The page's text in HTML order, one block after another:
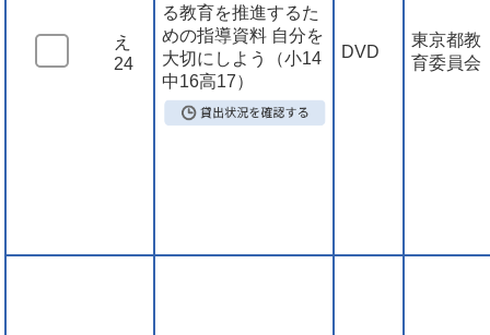
え
24
る教育を推進するた
めの指導資料 自分を
大切にしよう（小14
中16高17）
DVD
東京都教
育委員会